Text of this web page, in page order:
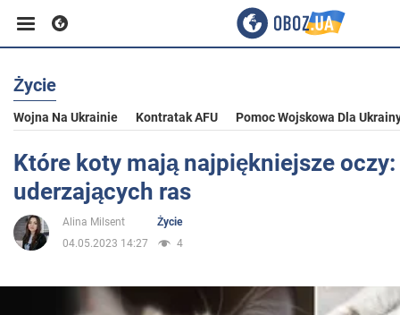
Biznes
Sport
Rozrywka
Życie
Wojna Na Ukrainie Kontratak AFU Pomoc Wojskowa Dla
Które koty mają najpiękniejsze
uderzających ras
Alina Milsent
Życie
04.05.2023 14:27
4